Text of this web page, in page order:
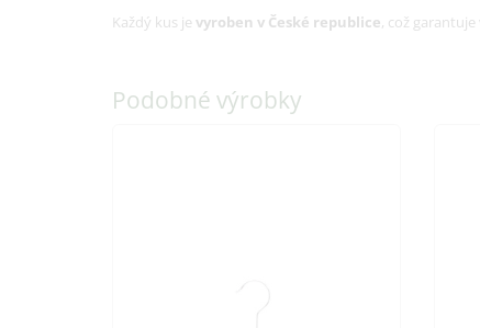
Každý kus je vyroben v České republice, což
Podobné výrobky